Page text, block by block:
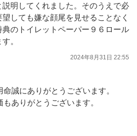
明してくれました。そのうえで必
しても嫌な顔尾を見せることなく
のトイレットペーパー９６ロール
。
2024年8月31日 22:55
誠にありがとうございます。
ありがとうございます。
りますのでお車の件で何かありましたらお気軽にお問い合わせください。